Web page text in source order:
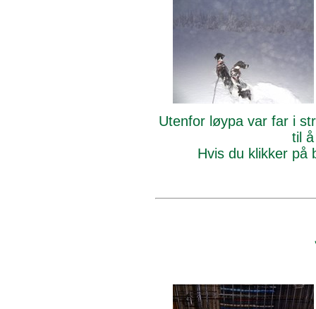
Utenfor løypa var far i
til
Hvis du klikker på